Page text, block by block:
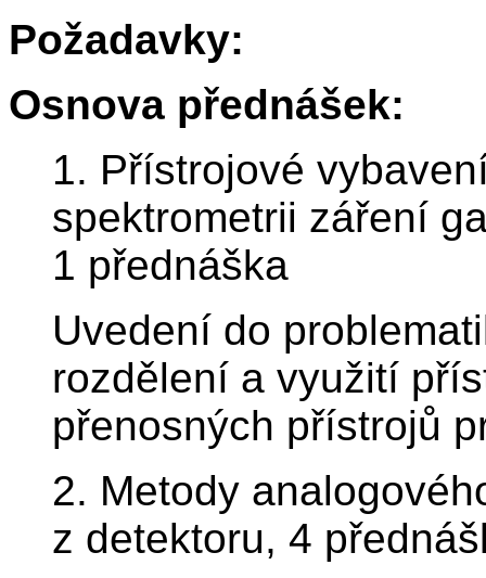
Požadavky:
Osnova přednášek:
1. Přístrojové
spektrometrii záření
1 přednáška
Uvedení do
rozdělení a využití
přenosných přístrojů
2. Metody
z detektoru, 4